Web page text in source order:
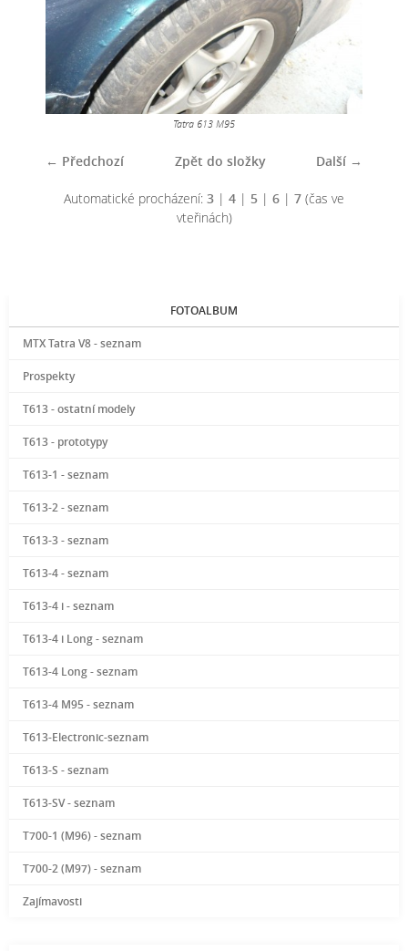
Tatra 613 M95
← Předchozí Další →
Zpět do složky
Automatické procházení: 3 | 4 | 5 | 6 | 7 (čas ve
vteřinách)
FOTOALBUM
MTX Tatra V8 - seznam
Prospekty
T613 - ostatní modely
T613 - prototypy
T613-1 - seznam
T613-2 - seznam
T613-3 - seznam
T613-4 - seznam
T613-4 i - seznam
T613-4 i Long - seznam
T613-4 Long - seznam
T613-4 M95 - seznam
T613-Electronic-seznam
T613-S - seznam
T613-SV - seznam
T700-1 (M96) - seznam
T700-2 (M97) - seznam
Zajímavosti